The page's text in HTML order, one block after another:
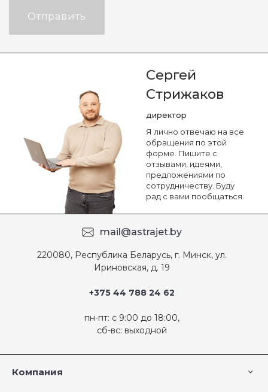
Отправить
Сергей
Стрижаков
директор
Я лично отвечаю на все
обращения по этой
форме. Пишите с
отзывами, идеями,
предложениями по
сотрудничеству. Буду
рад с вами пообщаться.
mail@astrajet.by
220080, Республика Беларусь, г. Минск, ул.
Ириновская, д. 19
+375 44 788 24 62
пн-пт: с 9:00 до 18:00,
сб-вс: выходной
Компания